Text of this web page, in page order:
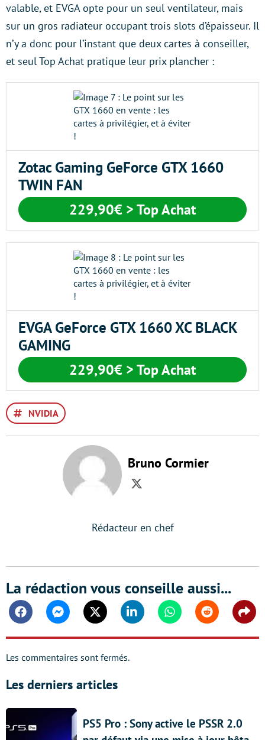
valable, et EVGA opte pour un seul ventilateur, mais
sur un gros radiateur occupant trois slots d’épaisseur. Il
n’y a donc pour l’instant que deux cartes à conseiller,
et seul Top Achat pratique leur prix plancher :
Zotac Gaming GeForce GTX 1660
TWIN FAN
229,90€ > Top Achat
EVGA GeForce GTX 1660 XC BLACK
GAMING
229,90€ > Top Achat
NVIDIA
Bruno Cormier
Twitter
Rédacteur en chef
La rédaction vous conseille aussi...
FacebookMessengerTwitter Linkedin WhatsappReddit
Les commentaires sont fermés.
Les derniers articles
PS5 Pro : Sony active le PSSR 2.0